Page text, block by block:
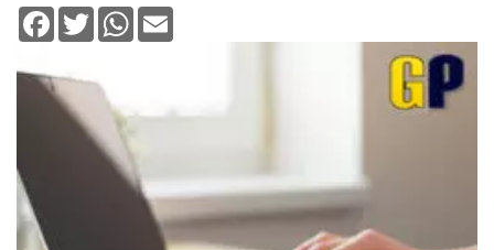
Facebook
TwitterWhatsApp